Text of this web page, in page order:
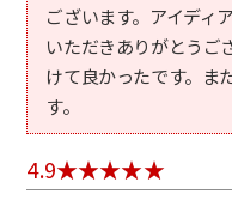
ございます。アイディ
いただきありがとうご
けて良かったです。ま
す。
4.9